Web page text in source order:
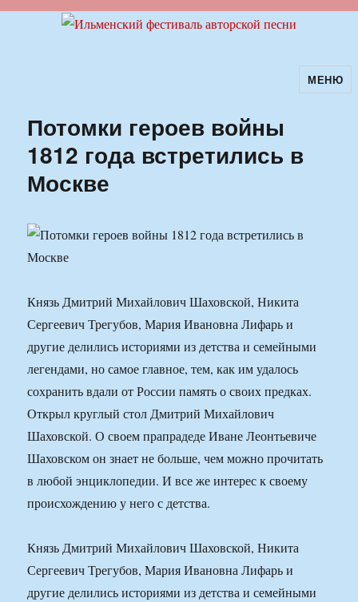
Ильменский фестиваль авторскойМЕНЮ
Потомки героев войны
1812 года встретились в
Москве
Князь Дмитрий Михайлович Шаховской, Никита
Сергеевич Трегубов, Мария Ивановна Лифарь и
другие делились историями из детства и семейными
легендами, но самое главное, тем, как им удалось
сохранить вдали от России память о своих предках.
Открыл круглый стол Дмитрий Михайлович
Шаховской. О своем прапрадеде Иване Леонтьевиче
Шаховском он знает не больше, чем можно прочитать
в любой энциклопедии. И все же интерес к своему
происхождению у него с детства.
Князь Дмитрий Михайлович Шаховской, Никита
Сергеевич Трегубов, Мария Ивановна Лифарь и
другие делились историями из детства и семейными